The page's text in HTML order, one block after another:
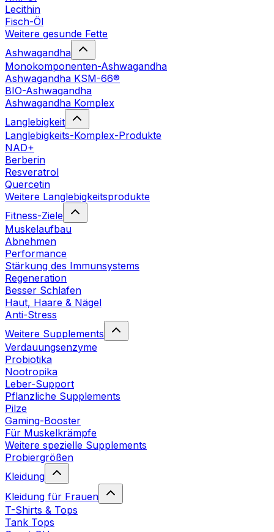
Lecithin
Fisch-Öl
Weitere gesunde Fette
Ashwagandha
Monokomponenten-Ashwagandha
Ashwagandha KSM-66®
BIO-Ashwagandha
Ashwagandha Komplex
Langlebigkeit
Langlebigkeits-Komplex-Produkte
NAD+
Berberin
Resveratrol
Quercetin
Weitere Langlebigkeitsprodukte
Fitness-Ziele
Muskelaufbau
Abnehmen
Performance
Stärkung des Immunsystems
Regeneration
Besser Schlafen
Haut, Haare & Nägel
Anti-Stress
Weitere Supplements
Verdauungsenzyme
Probiotika
Nootropika
Leber-Support
Pflanzliche Supplements
Pilze
Gaming-Booster
Für Muskelkrämpfe
Weitere spezielle Supplements
Probiergrößen
Kleidung
Kleidung für Frauen
T-Shirts & Tops
Tank Tops